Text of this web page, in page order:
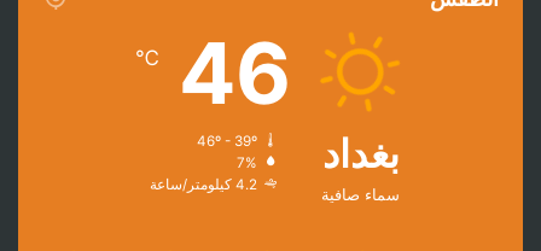
بغداد
سماء صافية
46
℃
7%
4.2 كيلومتر/ساعة